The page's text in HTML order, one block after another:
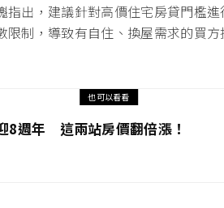
出，建議針對高價住宅房貸門檻
限制，導致有自住、換屋需求的買
也可以看看
8週年 這兩站房價翻倍漲！